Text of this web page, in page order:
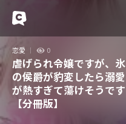
恋愛 0
虐げられ令嬢ですが、氷
の侯爵が豹変したら溺愛
が熱すぎて蕩けそうです
【分冊版】